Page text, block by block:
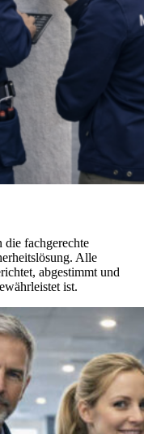
die fachgerechte
Alle
abgestimmt und
ist.